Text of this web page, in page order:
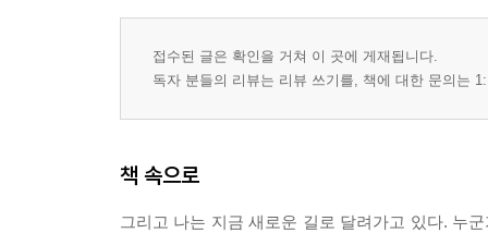
더 작아지려고 한다
잊지 마세요
접수된 글은 확인을 거쳐 이 곳에 게재됩니다.
독자 분들의 리뷰는 리뷰 쓰기를, 책에 대한 문의는
책 속으로
그리고 나는 지금 새로운 길로 달려가고 있다. 누